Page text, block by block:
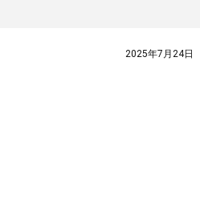
2025年7月24日